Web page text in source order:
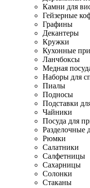
Камни для
Гейзерные
Графины
Декантеры
Кружки
Кухонные
Ланчбоксы
Медная
Наборы для
Пиалы
Подносы
Подставки
Чайники
Посуда для
Разделочные
Рюмки
Салатники
Салфетницы
Сахарницы
Солонки
Стаканы